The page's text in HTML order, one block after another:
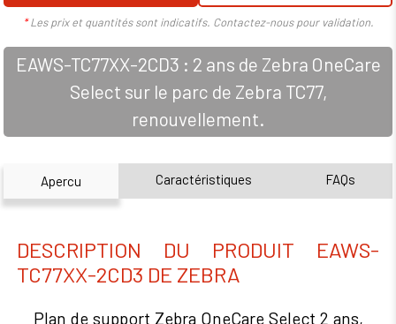
*Les prix et quantités sont indicatifs. Contactez-nous pour validation.
EAWS-TC77XX-2CD3 : 2 ans de Zebra OneCare
Select sur le parc de Zebra TC77,
renouvellement.
Apercu Caractéristiques FAQs
DESCRIPTION DU PRODUIT EAWS-
TC77XX-2CD3 DE ZEBRA
Plan de support Zebra OneCare Select 2 ans,